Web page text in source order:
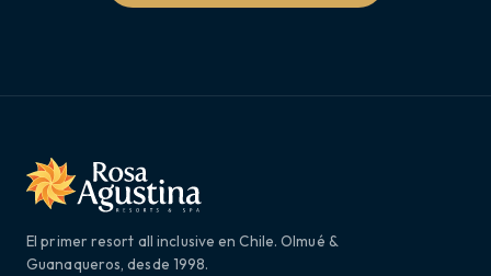
El primer resort all inclusive en Chile. Olmué &
Guanaqueros, desde 1998.